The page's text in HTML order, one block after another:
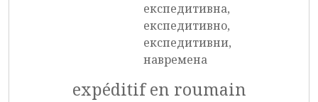
експедитивна,
експедитивно,
експедитивни,
навремена
expéditif en roumain